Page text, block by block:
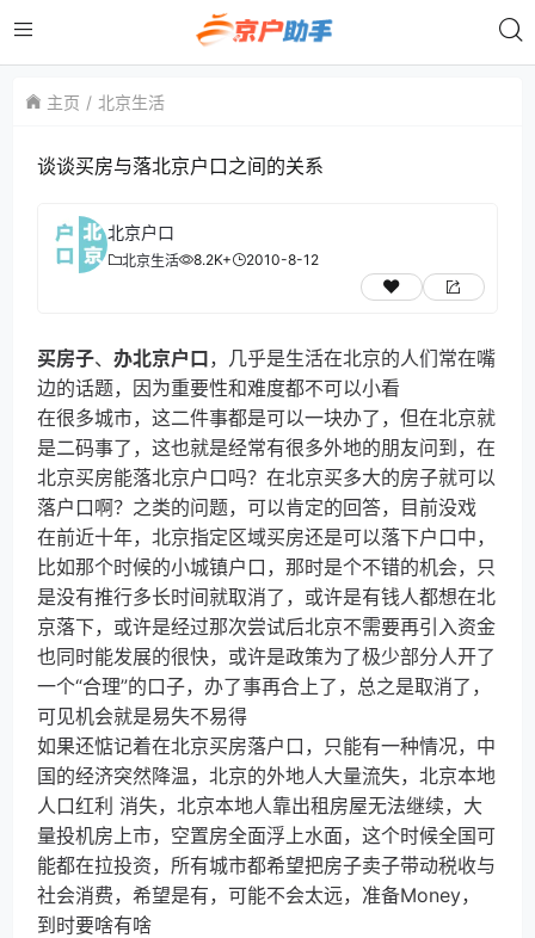
主页 北京生活
谈谈买房与落北京户口之间的关系
北京户口
北京生活 8.2K+ 2010-8-12
买房子、 办北京户口，几乎是生活在北京的人们常在嘴
边的话题，因为重要性和难度都不可以小看
在很多城市，这二件事都是可以一块办了，但在北京就
是二码事了，这也就是经常有很多外地的朋友问到，在
北京买房能落北京户口吗？在北京买多大的房子就可以
落户口啊？之类的问题，可以肯定的回答，目前没戏
在前近十年，北京指定区域买房还是可以落下户口中，
比如那个时候的小城镇户口，那时是个不错的机会，只
是没有推行多长时间就取消了，或许是有钱人都想在北
京落下，或许是经过那次尝试后北京不需要再引入资金
也同时能发展的很快，或许是政策为了极少部分人开了
一个“合理”的口子，办了事再合上了，总之是取消了，
可见机会就是易失不易得
如果还惦记着在北京买房落户口，只能有一种情况，中
国的经济突然降温，北京的外地人大量流失，北京本地
人口红利 消失，北京本地人靠出租房屋无法继续，大
量投机房上市，空置房全面浮上水面，这个时候全国可
能都在拉投资，所有城市都希望把房子卖子带动税收与
社会消费，希望是有，可能不会太远，准备Money，
到时要啥有啥